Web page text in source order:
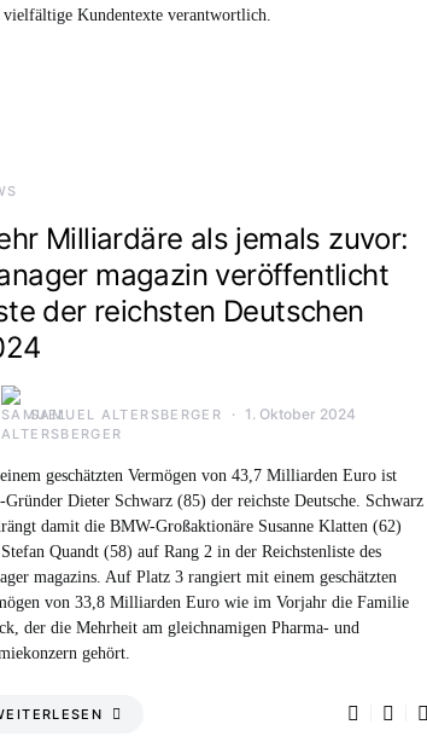
Kundentexte verantwortlich.
Milliardäre als jemals zuvor:
magazin veröffentlicht
der reichsten Deutschen
SAMUEL ALTERSBERGER 1. Oktober 2024
geschätzten Vermögen von 43,7 Milliarden Euro ist
Dieter Schwarz (85) der reichste Deutsche. Schwarz
damit die BMW-Großaktionäre Susanne Klatten (62)
Quandt (58) auf Rang 2 in der Reichstenliste des
magazins. Auf Platz 3 rangiert mit einem geschätzten
von 33,8 Milliarden Euro wie im Vorjahr die Familie
der die Mehrheit am gleichnamigen Pharma- und
gehört.